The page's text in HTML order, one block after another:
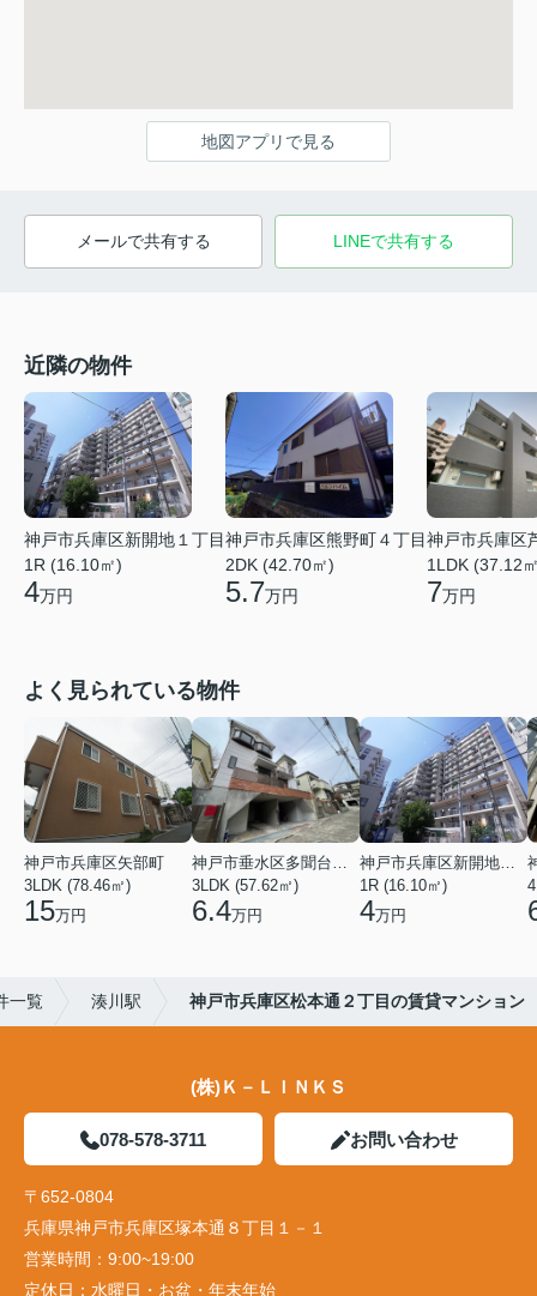
地図アプリで見る
メールで共有する LINEで共有する
近隣の物件
神戸市兵庫区新開地１丁目
1R (16.10㎡)
4万円
神戸市兵庫区熊野町４丁目
2DK (42.70㎡)
5.7万円
神戸市兵庫区
1LDK (37.12
7万円
よく見られている物件
神戸市兵庫区矢部町
3LDK (78.46㎡)
15万円
神戸市垂水区多聞台２丁目
3LDK (57.62㎡)
6.4万円
神戸市兵庫区新開地１丁目
1R (16.10㎡)
4万円
一覧 湊川駅 神戸市兵庫区松本通２丁目の賃貸マンション
(株)Ｋ－ＬＩＮＫＳ
078-578-3711 お問い合わせ
〒652-0804
兵庫県神戸市兵庫区塚本通８丁目１－１
営業時間： 9:00~19:00
定休日： 水曜日・お盆・年末年始